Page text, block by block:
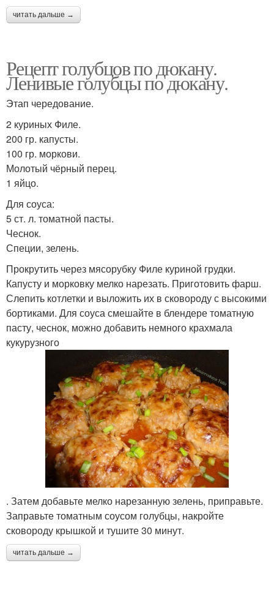
читать дальше →
Рецепт голубцов по дюкану.
Ленивые голубцы по дюкану.
Этап чередование.
2 куриных Филе.
200 гр. капусты.
100 гр. моркови.
Молотый чёрный перец.
1 яйцо.
Для соуса:
5 ст. л. томатной пасты.
Чеснок.
Специи, зелень.
Прокрутить через мясорубку Филе куриной грудки.
Капусту и морковку мелко нарезать. Приготовить фарш.
Слепить котлетки и выложить их в сковороду с высокими
бортиками. Для соуса смешайте в блендере томатную
пасту, чеснок, можно добавить немного крахмала
кукурузного
. Затем добавьте мелко нарезанную зелень, приправьте.
Заправьте томатным соусом голубцы, накройте
сковороду крышкой и тушите 30 минут.
читать дальше →